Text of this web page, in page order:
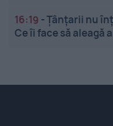
16:19 -Țânțarii nu
Ce îi face să aleagă